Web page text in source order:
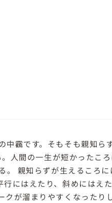
靏です。そもそも親知ら
人間の一生が短かったこ
。 親知らずが生えるころ
にはえたり、斜めにはえ
が溜まりやすくなったり